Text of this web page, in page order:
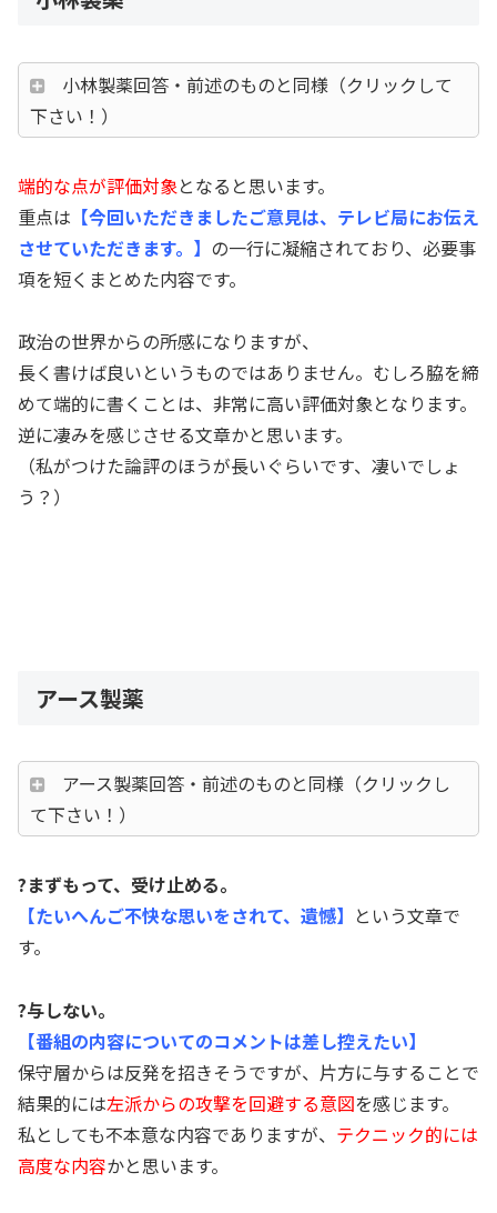
小林製薬回答・前述のものと同様（クリックして
下さい！）
端的な点が評価対象となると思います。
重点は 【今回いただきましたご意見は、テレビ局にお伝え
させていただきます。】 の一行に凝縮されており、必要事
項を短くまとめた内容です。
政治の世界からの所感になりますが、
長く書けば良いというものではありません。むしろ脇を締
めて端的に書くことは、非常に高い評価対象となります。
逆に凄みを感じさせる文章かと思います。
（私がつけた論評のほうが長いぐらいです、凄いでしょ
う？）
アース製薬
アース製薬回答・前述のものと同様（クリックし
て下さい！）
?まずもって、受け止める。
【たいへんご不快な思いをされて、遺憾】 という文章で
す。
?与しない。
【番組の内容についてのコメントは差し控えたい】
保守層からは反発を招きそうですが、片方に与することで
結果的には左派からの攻撃を回避する意図を感じます。
私としても不本意な内容でありますが、 テクニック的には
高度な内容かと思います。